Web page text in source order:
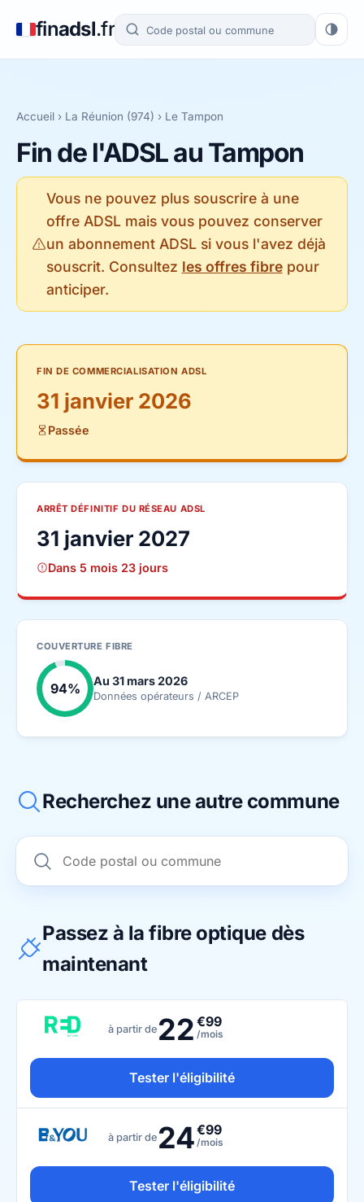
finadsl.fr
Accueil › La Réunion (974) › Le Tampon
Fin de l'ADSL au Tampon
Vous ne pouvez plus souscrire à une
offre ADSL mais vous pouvez conserver
un abonnement ADSL si vous l'avez déjà
souscrit. Consultez les offres fibrepour
anticiper.
FIN DE COMMERCIALISATION ADSL
31 janvier 2026
Passée
ARRÊT DÉFINITIF DU RÉSEAU ADSL
31 janvier 2027
Dans 5 mois 23 jours
COUVERTURE FIBRE
94% Au 31 mars 2026
Données opérateurs / ARCEP
Recherchez une autre commune
Passez à la fibre optique dès
maintenant
à partir de 22 €99
/mois
Tester l'éligibilité
à partir de 24€99
/mois
Tester l'éligibilité